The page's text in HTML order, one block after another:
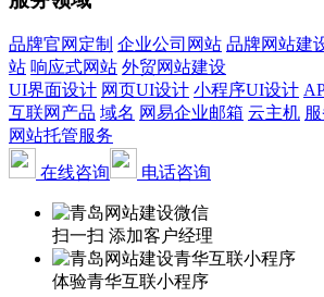
品牌官网定制 企业公司网站 品牌网站建
站 响应式网站 外贸网站建设
UI界面设计 网页UI设计 小程序UI设计
互联网产品 域名 网易企业邮箱 云主机
网站托管服务
在线咨询
电话咨询
扫一扫 添加客户经理
体验青华互联小程序